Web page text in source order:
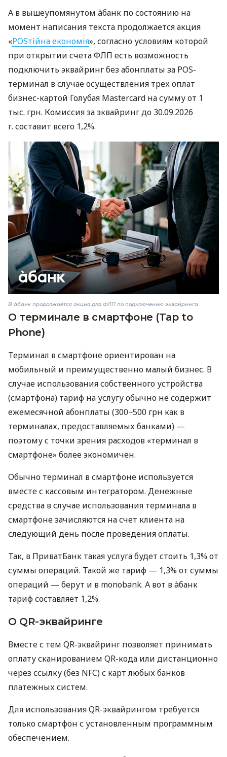
А в вышеупомянутом àбанк по состоянию на
момент написания текста продолжается акция
«POSтійна економія», согласно условиям которой
при открытии счета ФЛП есть возможность
подключить эквайринг без абонплаты за POS-
терминал в случае осуществления трех оплат
бизнес-картой Голубая Mastercard на сумму от 1
тыс. грн. Комиссия за эквайринг до 30.09.2026
г. составит всего 1,2%.
В àбанк продолжается акция для ФЛП по подключению эквайринга
О терминале в смартфоне (Tap to
Phone)
Терминал в смартфоне ориентирован на
мобильный и преимущественно малый бизнес. В
случае использования собственного устройства
(смартфона) тариф на услугу обычно не содержит
ежемесячной абонплаты (300−500 грн как в
терминалах, предоставляемых банками) —
поэтому с точки зрения расходов «терминал в
смартфоне» более экономичен.
Обычно терминал в смартфоне используется
вместе с кассовым интегратором. Денежные
средства в случае использования терминала в
смартфоне зачисляются на счет клиента на
следующий день после проведения оплаты.
Так, в ПриватБанк такая услуга будет стоить 1,3% от
суммы операций. Такой же тариф — 1,3% от суммы
операций — берут и в monobank. А вот в àбанк
тариф составляет 1,2%.
О QR-эквайринге
Вместе с тем QR-эквайринг позволяет принимать
оплату сканированием QR-кода или дистанционно
через ссылку (без NFC) с карт любых банков
платежных систем.
Для использования QR-эквайрингом требуется
только смартфон с установленным программным
обеспечением.